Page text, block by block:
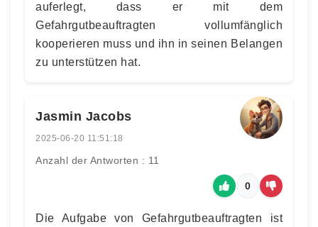
auferlegt, dass er mit dem
Gefahrgutbeauftragten vollumfänglich
kooperieren muss und ihn in seinen Belangen
zu unterstützen hat.
Jasmin Jacobs
2025-06-20 11:51:18
Anzahl der Antworten : 11
0
Die Aufgabe von Gefahrgutbeauftragten ist